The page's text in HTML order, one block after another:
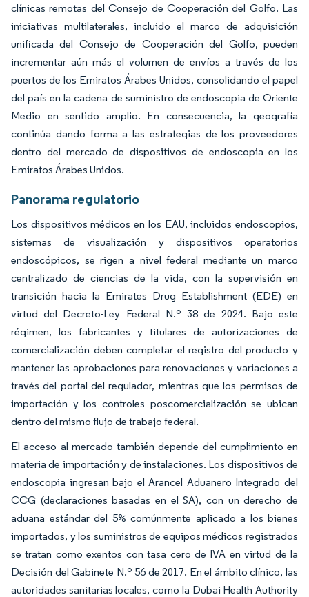
clínicas remotas del Consejo de Cooperación del Golfo. Las
iniciativas multilaterales, incluido el marco de adquisición
unificada del Consejo de Cooperación del Golfo, pueden
incrementar aún más el volumen de envíos a través de los
puertos de los Emiratos Árabes Unidos, consolidando el papel
del país en la cadena de suministro de endoscopia de Oriente
Medio en sentido amplio. En consecuencia, la geografía
continúa dando forma a las estrategias de los proveedores
dentro del mercado de dispositivos de endoscopia en los
Emiratos Árabes Unidos.
Panorama regulatorio
Los dispositivos médicos en los EAU, incluidos endoscopios,
sistemas de visualización y dispositivos operatorios
endoscópicos, se rigen a nivel federal mediante un marco
centralizado de ciencias de la vida, con la supervisión en
transición hacia la Emirates Drug Establishment (EDE) en
virtud del Decreto-Ley Federal N.º 38 de 2024. Bajo este
régimen, los fabricantes y titulares de autorizaciones de
comercialización deben completar el registro del producto y
mantener las aprobaciones para renovaciones y variaciones a
través del portal del regulador, mientras que los permisos de
importación y los controles poscomercialización se ubican
dentro del mismo flujo de trabajo federal.
El acceso al mercado también depende del cumplimiento en
materia de importación y de instalaciones. Los dispositivos de
endoscopia ingresan bajo el Arancel Aduanero Integrado del
CCG (declaraciones basadas en el SA), con un derecho de
aduana estándar del 5% comúnmente aplicado a los bienes
importados, y los suministros de equipos médicos registrados
se tratan como exentos con tasa cero de IVA en virtud de la
Decisión del Gabinete N.º 56 de 2017. En el ámbito clínico, las
autoridades sanitarias locales, como la Dubai Health Authority